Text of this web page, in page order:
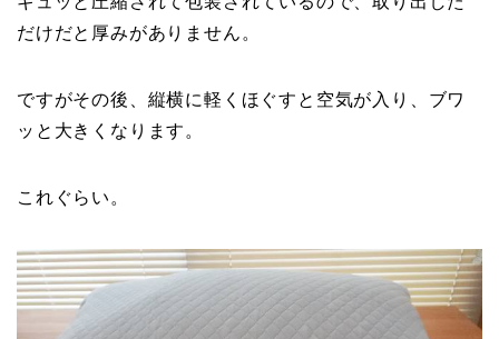
だけだと厚みがありません。
ですがその後、縦横に軽くほぐすと空気が入り、ブワ
ッと大きくなります。
これぐらい。